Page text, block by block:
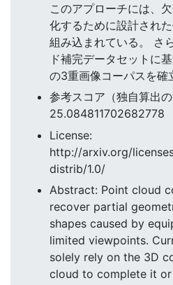
このアプローチには、
化するために設計され
組み込まれている。 さ
ド補完データセットに
の3重画像コーパスを確
参考スコア（独自算出
25.084811702682778
License:
http://arxiv.org/
distrib/1.0/
Abstract: Point cloud
recover partial
shapes caused by
limited viewpoints.
solely rely on the 3D
cloud to complete it